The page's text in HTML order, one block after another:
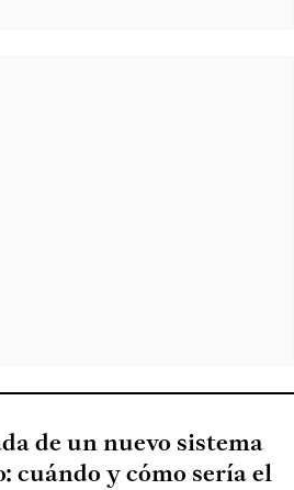
de un nuevo sistema
cuándo y cómo sería el